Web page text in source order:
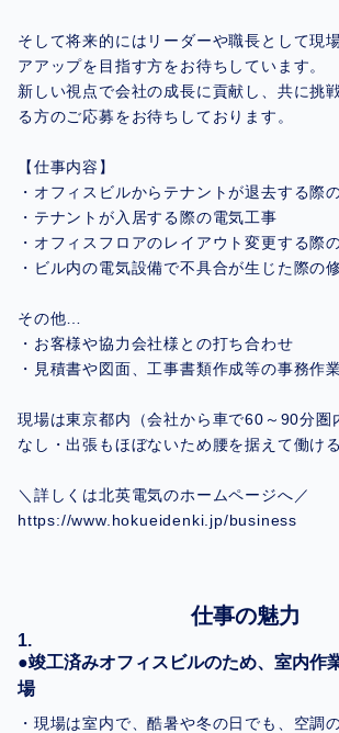
そして将来的にはリーダーや職長として現
アアップを目指す方をお待ちしています。
新しい視点で会社の成長に貢献し、共に挑
る方のご応募をお待ちしております。
【仕事内容】
・オフィスビルからテナントが退去する際
・テナントが入居する際の電気工事
・オフィスフロアのレイアウト変更する際
・ビル内の電気設備で不具合が生じた際の
その他…
・お客様や協力会社様との打ち合わせ
・見積書や図面、工事書類作成等の事務作
現場は東京都内（会社から車で60～90分圏
なし・出張もほぼないため腰を据えて働け
＼詳しくは北英電気のホームページへ／
https://www.hokueidenki.jp/business
仕事の魅力
●竣工済みオフィスビルのため、室内作
場
・現場は室内で、酷暑や冬の日でも、空調